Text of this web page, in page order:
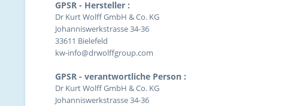
GPSR - Hersteller :
Dr Kurt Wolff GmbH & Co. KG
Johanniswerkstrasse 34-36
33611 Bielefeld
kw-info@drwolffgroup.com
GPSR - verantwortliche Person :
Dr Kurt Wolff GmbH & Co. KG
Johanniswerkstrasse 34-36